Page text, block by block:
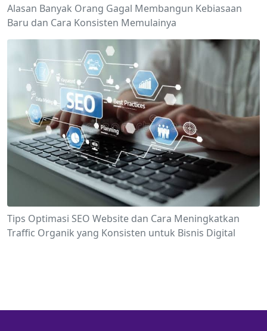
Alasan Banyak Orang Gagal Membangun Kebiasaan
Baru dan Cara Konsisten Memulainya
Tips Optimasi SEO Website dan Cara Meningkatkan
Traffic Organik yang Konsisten untuk Bisnis Digital